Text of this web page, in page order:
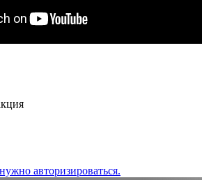
авторизироваться.